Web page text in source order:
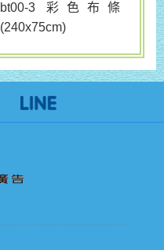
bt00-3 彩色布條
(240x75cm)